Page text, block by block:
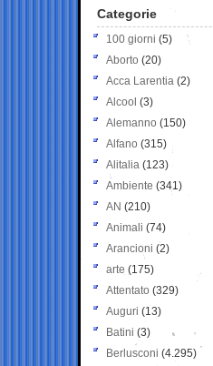
Categorie
100 giorni (5)
Aborto (20)
Acca Larentia (2)
Alcool (3)
Alemanno (150)
Alfano (315)
Alitalia (123)
Ambiente (341)
AN (210)
Animali (74)
Arancioni (2)
arte (175)
Attentato (329)
Auguri (13)
Batini (3)
Berlusconi (4.295)